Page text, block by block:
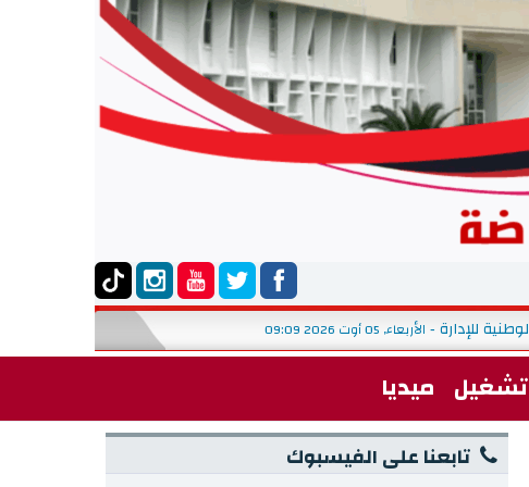
بلاغ حول تنظيم استشارة
-
تشغيل ميديا
تابعنا على الفيسبوك